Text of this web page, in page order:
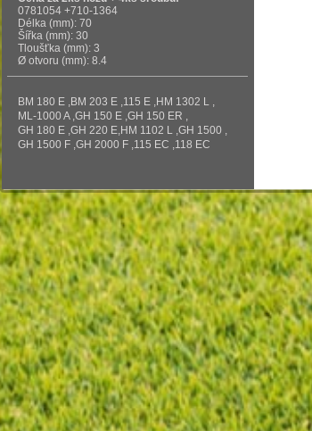
0781054 +710-1364
Délka (mm): 70
Šířka (mm): 30
Tloušťka (mm): 3
Ø otvoru (mm): 8.4
BM 180 E ,BM 203 E ,115 E ,HM 1302 L ,
ML-1000 A ,GH 150 E ,GH 150 ER ,
GH 180 E ,GH 220 E,HM 1102 L ,GH 1500 ,
GH 1500 F ,GH 2000 F ,115 EC ,118 EC